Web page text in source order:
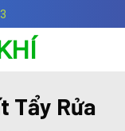
Tẩy Rửa